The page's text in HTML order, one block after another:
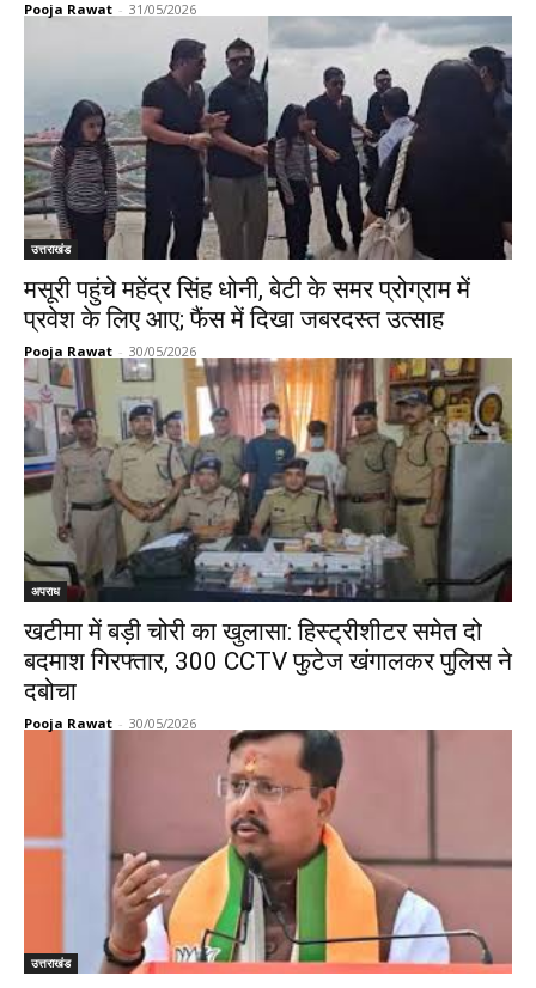
Pooja Rawat - 31/05/2026
उत्तराखंड
मसूरी पहुंचे महेंद्र सिंह धोनी, बेटी के समर प्रोग्राम में
प्रवेश के लिए आए; फैंस में दिखा जबरदस्त उत्साह
Pooja Rawat - 30/05/2026
अपराध
खटीमा में बड़ी चोरी का खुलासा: हिस्ट्रीशीटर समेत दो
बदमाश गिरफ्तार, 300 CCTV फुटेज खंगालकर पुलिस ने
दबोचा
Pooja Rawat - 30/05/2026
उत्तराखंड